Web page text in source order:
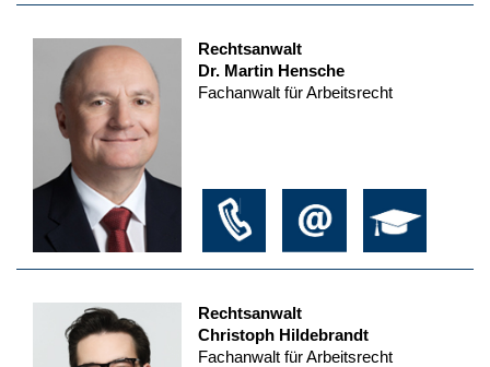
Rechtsanwalt
Dr. Martin Hensche
Fachanwalt für Arbeitsrecht
Rechtsanwalt
Christoph Hildebrandt
Fachanwalt für Arbeitsrecht